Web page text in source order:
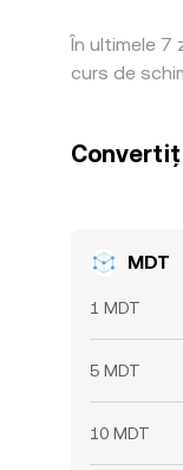
În ultimele 7
curs de
MDT
1 MDT
5 MDT
10 MDT